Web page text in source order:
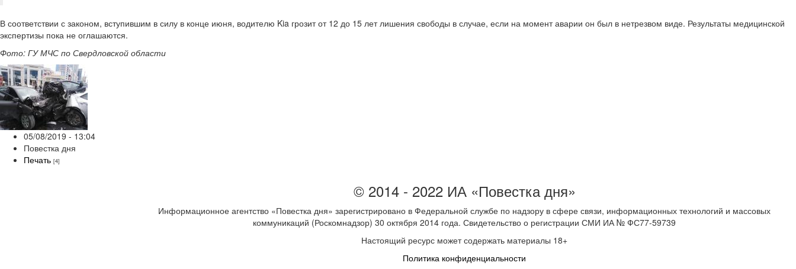
В соответствии с законом, вступившим в силу в конце июня, водителю Kia грозит от 12 до 15 лет лишения свободы в случае, если на момент аварии он был в нетрезвом виде. Результаты медицинской
экспертизы пока не оглашаются.
Фото: ГУ МЧС по Свердловской области
05/08/2019 - 13:04
Повестка дня
Печать [4]
© 2014 - 2022 ИА «Повестка дня»
Информационное агентство «Повестка дня» зарегистрировано в Федеральной службе по надзору в сфере связи, информационных технологий и массовых
коммуникаций (Роскомнадзор) 30 октября 2014 года. Свидетельство о регистрации СМИ ИА № ФС77-59739
Настоящий ресурс может содержать материалы 18+
Политика конфиденциальности